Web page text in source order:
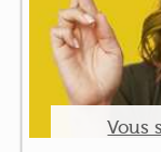
Vous